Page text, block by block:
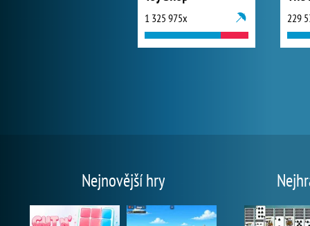
1 325 975x 229
Nejnovější hry